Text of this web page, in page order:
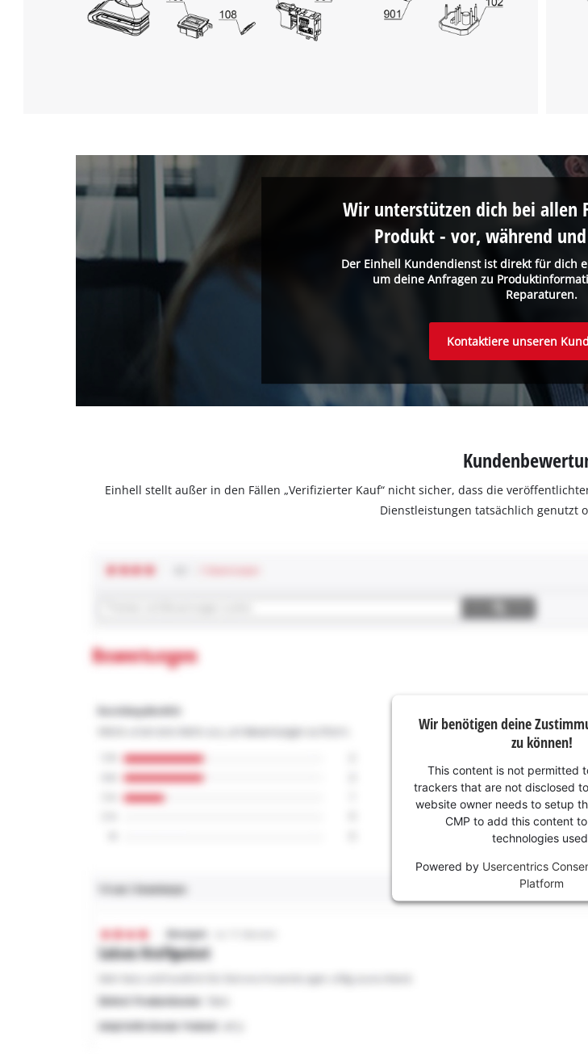
to the list of
Powered by
Der Einhell Kundendienst ist direkt für dich
um deine Anfragen zu
Reparaturen.
Wir unterstützen dich bei allen
Produkt - vor, während
Kontaktiere unseren
Einhell stellt außer in den Fällen „Verifizierter Kauf“ nicht sicher, dass die
Dienstleistungen tatsächlich genutzt
Wir benötigen deine
zu können!
This content is not permitted
trackers that are not disclosed
website owner needs to setup
CMP to add this content
technologies
Powered by Usercentrics
Platform